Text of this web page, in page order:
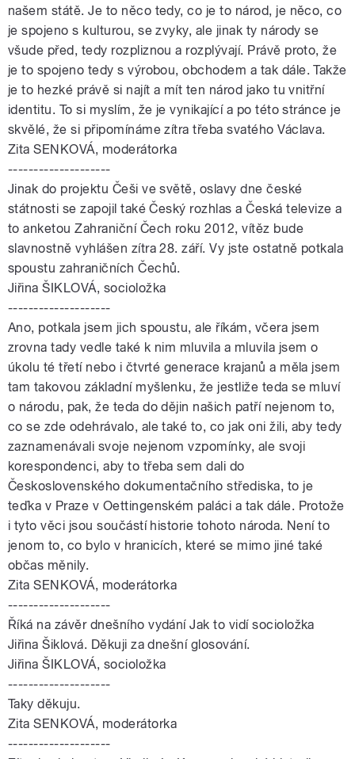
našem státě. Je to něco tedy, co je to národ, je něco, co
je spojeno s kulturou, se zvyky, ale jinak ty národy se
všude před, tedy rozpliznou a rozplývají. Právě proto, že
je to spojeno tedy s výrobou, obchodem a tak dále. Takže
je to hezké právě si najít a mít ten národ jako tu vnitřní
identitu. To si myslím, že je vynikající a po této stránce je
skvělé, že si připomínáme zítra třeba svatého Václava.
Zita SENKOVÁ, moderátorka
--------------------
Jinak do projektu Češi ve světě, oslavy dne české
státnosti se zapojil také Český rozhlas a Česká televize a
to anketou Zahraniční Čech roku 2012, vítěz bude
slavnostně vyhlášen zítra 28. září. Vy jste ostatně potkala
spoustu zahraničních Čechů.
Jiřina ŠIKLOVÁ, socioložka
--------------------
Ano, potkala jsem jich spoustu, ale říkám, včera jsem
zrovna tady vedle také k nim mluvila a mluvila jsem o
úkolu té třetí nebo i čtvrté generace krajanů a měla jsem
tam takovou základní myšlenku, že jestliže teda se mluví
o národu, pak, že teda do dějin našich patří nejenom to,
co se zde odehrávalo, ale také to, co jak oni žili, aby tedy
zaznamenávali svoje nejenom vzpomínky, ale svoji
korespondenci, aby to třeba sem dali do
Československého dokumentačního střediska, to je
teďka v Praze v Oettingenském paláci a tak dále. Protože
i tyto věci jsou součástí historie tohoto národa. Není to
jenom to, co bylo v hranicích, které se mimo jiné také
občas měnily.
Zita SENKOVÁ, moderátorka
--------------------
Říká na závěr dnešního vydání Jak to vidí socioložka
Jiřina Šiklová. Děkuji za dnešní glosování.
Jiřina ŠIKLOVÁ, socioložka
--------------------
Taky děkuju.
Zita SENKOVÁ, moderátorka
--------------------